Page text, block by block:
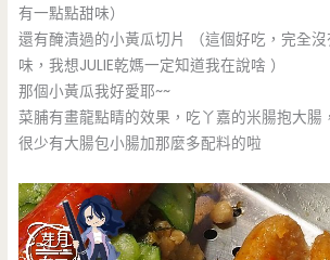
有一點點甜味）
還有醃漬過的小黃瓜切片 （這個好吃，完全
味，我想JULIE乾媽一定知道我在說啥 ）
那個小黃瓜我好愛耶~~
菜脯有畫龍點睛的效果，吃丫嘉的米腸抱大腸
很少有大腸包小腸加那麼多配料的啦